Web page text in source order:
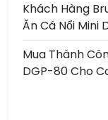
Khách Hàng
Ăn Cá Nổi Mini
Mua Thành
DGP-80 Cho